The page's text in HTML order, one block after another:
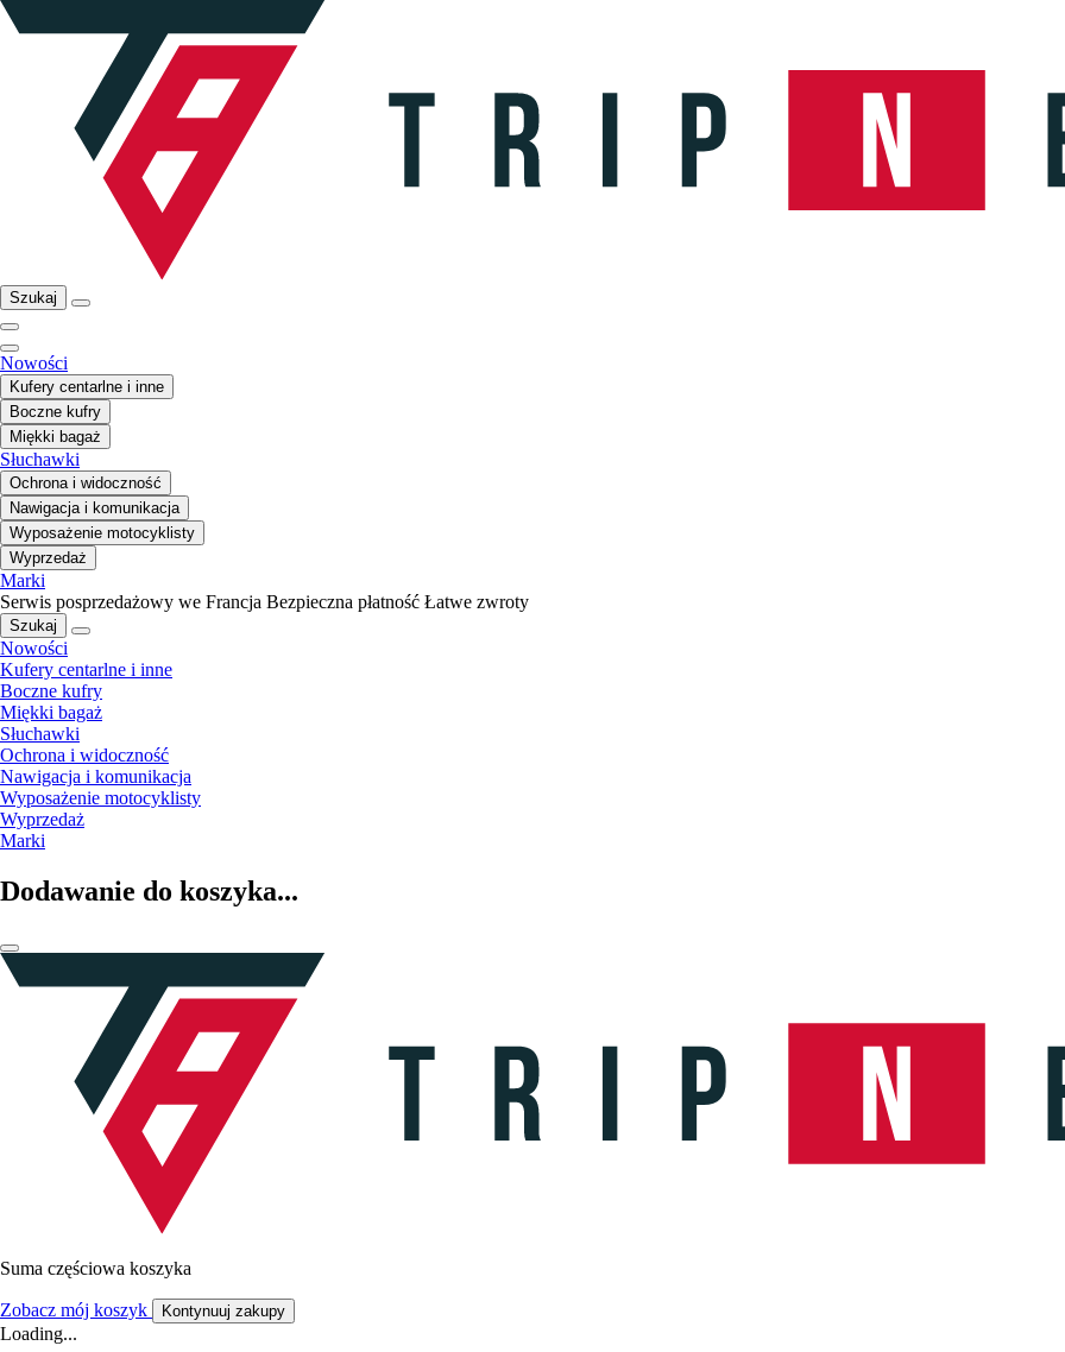
Szukaj
Nowości
Kufery centarlne i inne
Boczne kufry
Miękki bagaż
Słuchawki
Ochrona i widoczność
Nawigacja i komunikacja
Wyposażenie motocyklisty
Wyprzedaż
Marki
Serwis posprzedażowy we Francja Bezpieczna płatność Łatwe zwroty
Szukaj
Nowości
Kufery centarlne i inne
Boczne kufry
Miękki bagaż
Słuchawki
Ochrona i widoczność
Nawigacja i komunikacja
Wyposażenie motocyklisty
Wyprzedaż
Marki
Dodawanie do koszyka...
Suma częściowa koszyka
Zobacz mój koszyk Kontynuuj zakupy
Loading...